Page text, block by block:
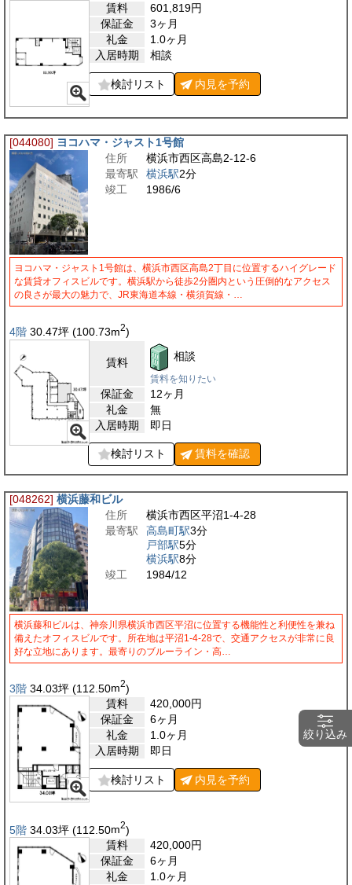
絞り込み
賃料 601,819円
保証金
3ヶ月
礼金
1.0ヶ月
入居時期
相談
検討リスト 内見を予約
[044080] ヨコハマ・ジャスト1号館
住所
横浜市西区高島2-12-6
最寄駅
横浜駅2分
竣工
1986/6
ヨコハマ・ジャスト1号館は、横浜市西区高島2丁目に位置するハイグレード
な賃貸オフィスビルです。横浜駅から徒歩2分圏内という圧倒的なアクセス
の良さが最大の魅力で、JR東海道本線・横須賀線・…
4階 30.47坪 (100.73m2)
賃料 相談
賃料を知りたい
保証金
12ヶ月
礼金
無
入居時期
即日
検討リスト 賃料を確認
[048262] 横浜藤和ビル
住所
横浜市西区平沼1-4-28
最寄駅
高島町駅3分
戸部駅5分
横浜駅8分
竣工
1984/12
横浜藤和ビルは、神奈川県横浜市西区平沼に位置する機能性と利便性を兼ね
備えたオフィスビルです。所在地は平沼1-4-28で、交通アクセスが非常に良
好な立地にあります。最寄りのブルーライン・高…
3階 34.03坪 (112.50m2)
賃料
420,000円
保証金
6ヶ月
礼金
1.0ヶ月
入居時期
即日
検討リスト 内見を予約
5階 34.03坪 (112.50m2)
賃料
420,000円
保証金
6ヶ月
礼金
1.0ヶ月